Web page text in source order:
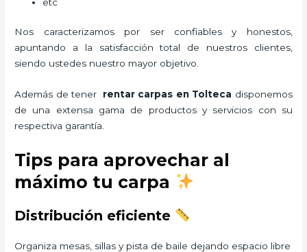
Nos caracterizamos por ser confiables y honestos,
apuntando a la satisfacción total de nuestros clientes,
siendo ustedes nuestro mayor objetivo.
Además de tener rentar carpas en Tolteca disponemos
de una extensa gama de productos y servicios con su
respectiva garantía.
Tips para aprovechar al
máximo tu carpa
Distribución eficiente
Organiza mesas, sillas y pista de baile dejando espacio libre